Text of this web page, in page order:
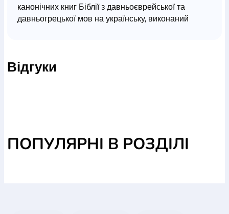
канонічних книг Біблії з давньоєврейської та
давньогрецької мов на українську, виконаний
Зважаючи на специфіку біблійного тексту і зміст
Відгуки
ПОПУЛЯРНІ В РОЗДІЛІ